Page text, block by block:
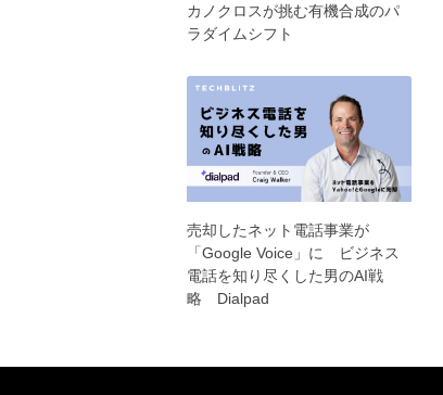
カノクロスが挑む有機合成のパ
ラダイムシフト
売却したネット電話事業が
「Google Voice」に ビジネス
電話を知り尽くした男のAI戦
略 Dialpad